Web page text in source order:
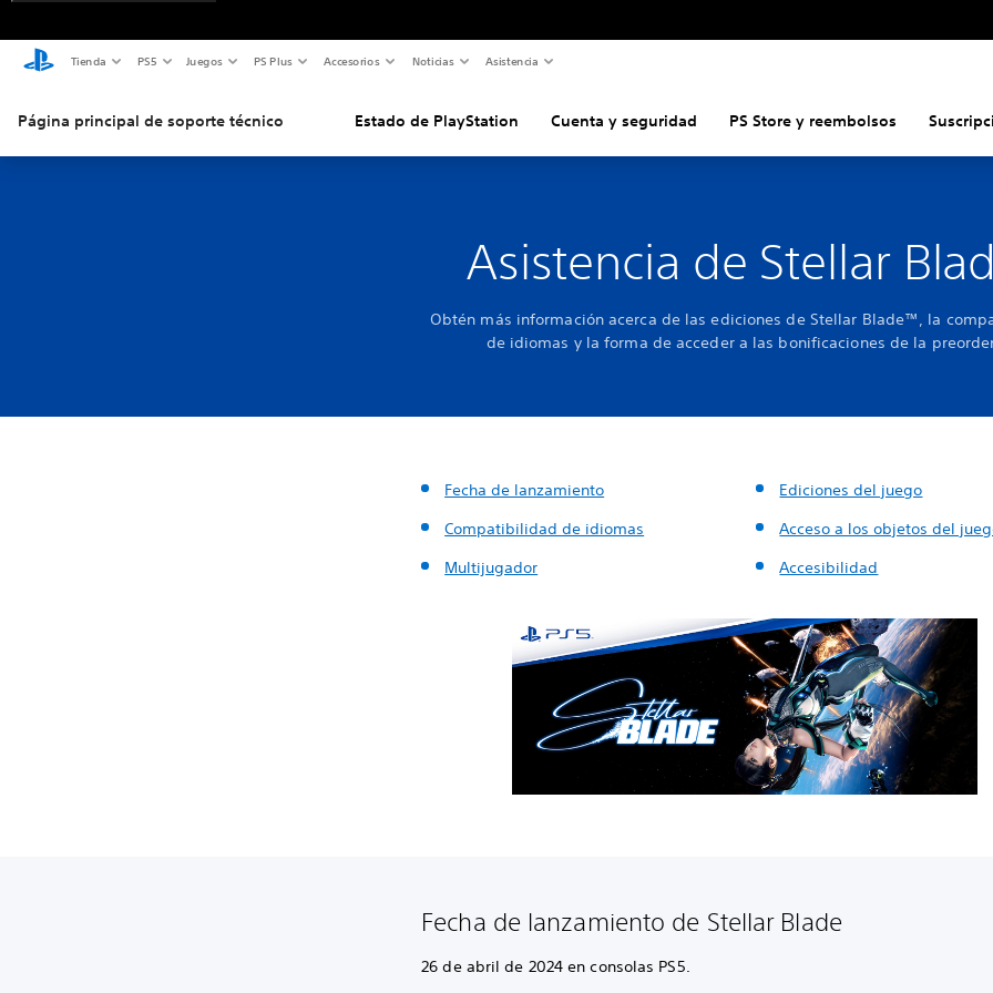
Tienda PS5 Juegos PS Plus Accesorios Noticias Asistencia
Página principal de soporte técnico Estado de PlayStation Cuenta y seguridad PS Store y reembolsos
Asistencia de Stellar
Obtén más información acerca de las ediciones de Stellar Blade™, la
de idiomas y la forma de acceder a las bonificaciones de la
Fecha de lanzamiento
Compatibilidad de idiomas
Multijugador
Ediciones del juego
Acceso a los objetos del
Accesibilidad
Fecha de lanzamiento de Stellar Blade
26 de abril de 2024 en consolas PS5.